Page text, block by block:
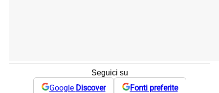
Seguici su
Google Discover Fonti preferite